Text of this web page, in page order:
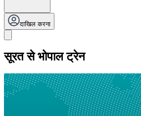
दाखिल करना
सूरत से भोपाल ट्रेन